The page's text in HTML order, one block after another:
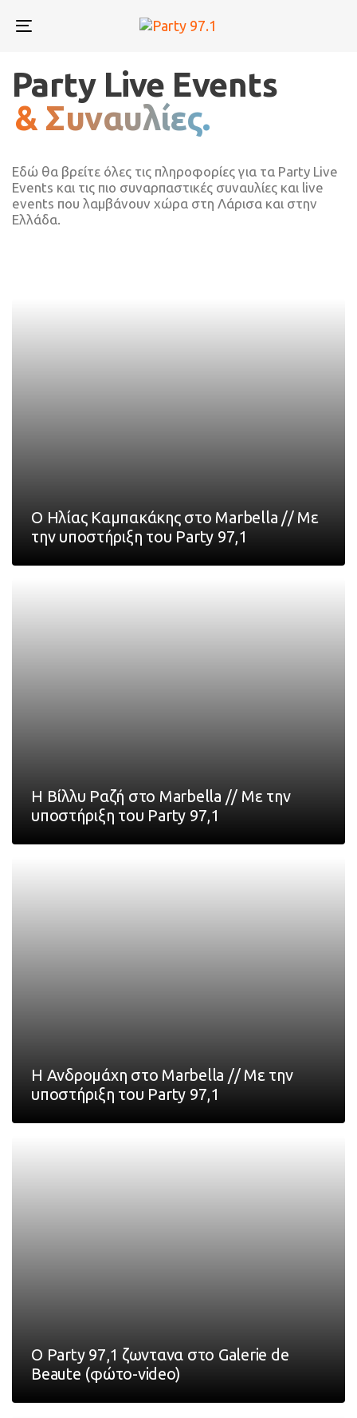
links
Skip
content
Toggle
Party Live Events
& Συναυλίες.
Εδώ θα βρείτε όλες τις πληροφορίες για τα Party Live
Events και τις πιο συναρπαστικές συναυλίες και live
events που λαμβάνουν χώρα στη Λάρισα και στην
Ελλάδα.
Ο Ηλίας Καμπακάκης στο Marbella // Με
την υποστήριξη του Party 97,1
Η Βίλλυ Ραζή στο Marbella // Με την
υποστήριξη του Party 97,1
Η Ανδρομάχη στο Marbella // Με την
υποστήριξη του Party 97,1
Ο Party 97,1 ζωντανα στο Galerie de
Beaute (φώτο-video)